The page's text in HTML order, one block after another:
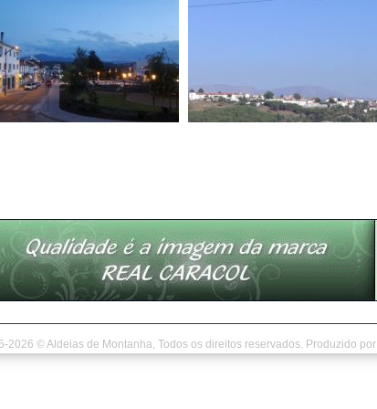
2026 © Aldeias de Montanha, Todos os direitos reservados. Produzido por